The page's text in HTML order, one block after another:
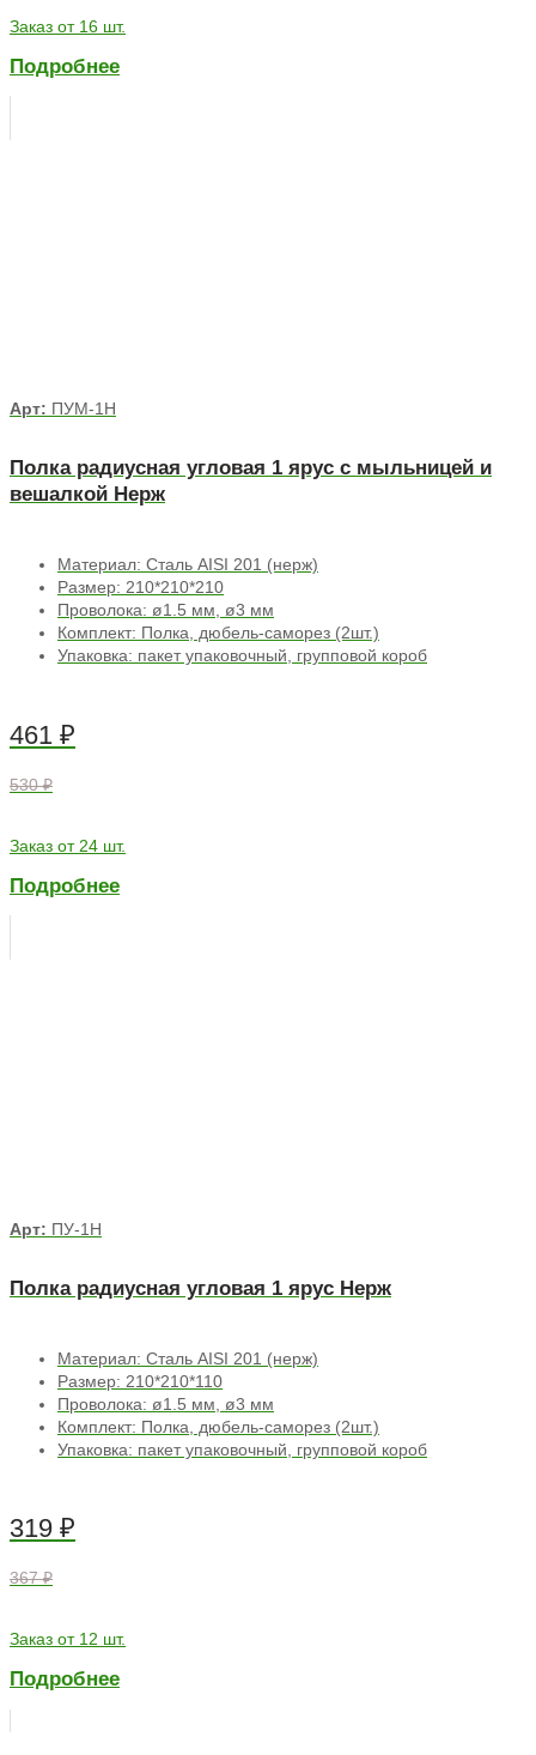
Заказ от 16 шт.
Подробнее
Арт: ПУМ-1Н
Полка радиусная угловая 1 ярус с мыльницей и
вешалкой Нерж
Материал: Сталь AISI 201 (нерж)
Размер: 210*210*210
Проволока: ø1.5 мм, ø3 мм
Комплект: Полка, дюбель-саморез (2шт.)
Упаковка: пакет упаковочный, групповой короб
461 ₽
530 ₽
Заказ от 24 шт.
Подробнее
Арт: ПУ-1Н
Полка радиусная угловая 1 ярус Нерж
Материал: Сталь AISI 201 (нерж)
Размер: 210*210*110
Проволока: ø1.5 мм, ø3 мм
Комплект: Полка, дюбель-саморез (2шт.)
Упаковка: пакет упаковочный, групповой короб
319 ₽
367 ₽
Заказ от 12 шт.
Подробнее